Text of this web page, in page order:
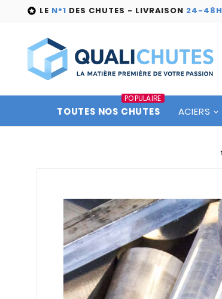
 LE N°1 DES CHUTES - LIVRAISON 24-48H
TOUTES NOS CHUTES
POPULAIRE
ACIERS